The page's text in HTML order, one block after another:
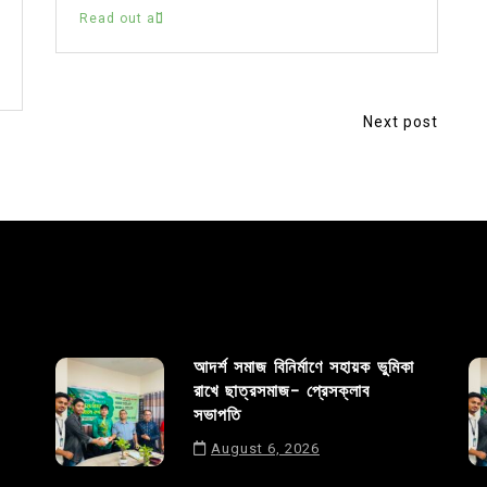
Read out all
Next post
আদর্শ সমাজ বিনির্মাণে সহায়ক ভুমিকা
রাখে ছাত্রসমাজ- প্রেসক্লাব
সভাপতি
August 6, 2026